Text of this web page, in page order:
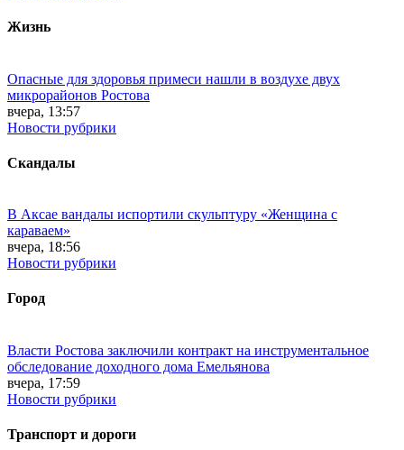
Жизнь
Опасные для здоровья примеси нашли в воздухе двух
микрорайонов Ростова
вчера, 13:57
Новости рубрики
Скандалы
В Аксае вандалы испортили скульптуру «Женщина с
караваем»
вчера, 18:56
Новости рубрики
Город
Власти Ростова заключили контракт на инструментальное
обследование доходного дома Емельянова
вчера, 17:59
Новости рубрики
Транспорт и дороги